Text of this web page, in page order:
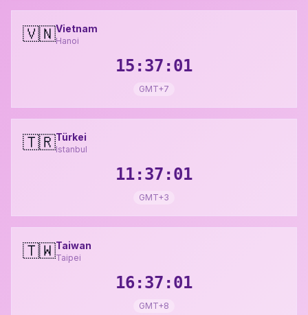
🇻🇳Vietnam
Hanoi
15:37:02
GMT+7
🇹🇷Türkei
Istanbul
11:37:02
GMT+3
🇹🇼Taiwan
Taipei
16:37:02
GMT+8